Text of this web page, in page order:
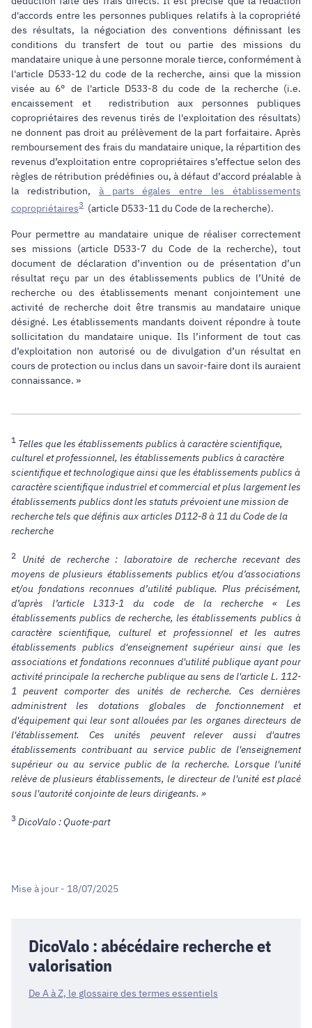
d'accords entre les personnes publiques relatifs à la copropriété
des résultats, la négociation des conventions définissant les
conditions du transfert de tout ou partie des missions du
mandataire unique à une personne morale tierce, conformément à
l'article D533-12 du code de la recherche, ainsi que la mission
visée au 6° de l'article D533-8 du code de la recherche (i.e.
encaissement et redistribution aux personnes publiques
copropriétaires des revenus tirés de l'exploitation des résultats)
ne donnent pas droit au prélèvement de la part forfaitaire. Après
remboursement des frais du mandataire unique, la répartition des
revenus d’exploitation entre copropriétaires s’effectue selon des
règles de rétribution prédéfinies ou, à défaut d’accord préalable à
la redistribution, à parts égales entre les établissements
copropriétaires3 (article D533-11 du Code de la recherche).
Pour permettre au mandataire unique de réaliser correctement
ses missions (article D533-7 du Code de la recherche), tout
document de déclaration d’invention ou de présentation d’un
résultat reçu par un des établissements publics de l’Unité de
recherche ou des établissements menant conjointement une
activité de recherche doit être transmis au mandataire unique
désigné. Les établissements mandants doivent répondre à toute
sollicitation du mandataire unique. Ils l’informent de tout cas
d’exploitation non autorisé ou de divulgation d’un résultat en
cours de protection ou inclus dans un savoir-faire dont ils auraient
connaissance. »
1 Telles que les établissements publics à caractère scientifique,
culturel et professionnel, les établissements publics à caractère
scientifique et technologique ainsi que les établissements publics à
caractère scientifique industriel et commercial et plus largement les
établissements publics dont les statuts prévoient une mission de
recherche tels que définis aux articles D112-8 à 11 du Code de la
recherche
2
Unité de recherche : laboratoire de recherche recevant des
moyens de plusieurs établissements publics et/ou d’associations
et/ou fondations reconnues d’utilité publique. Plus précisément,
d’après l’article L313-1 du code de la recherche « Les
établissements publics de recherche, les établissements publics à
caractère scientifique, culturel et professionnel et les autres
établissements publics d'enseignement supérieur ainsi que les
associations et fondations reconnues d'utilité publique ayant pour
activité principale la recherche publique au sens de l'article L. 112-
1 peuvent comporter des unités de recherche. Ces dernières
administrent les dotations globales de fonctionnement et
d'équipement qui leur sont allouées par les organes directeurs de
l'établissement. Ces unités peuvent relever aussi d'autres
établissements contribuant au service public de l'enseignement
supérieur ou au service public de la recherche. Lorsque l'unité
relève de plusieurs établissements, le directeur de l'unité est placé
sous l'autorité conjointe de leurs dirigeants. »
3 DicoValo : Quote-part
Mise à jour - 18/07/2025
DicoValo : abécédaire recherche et
valorisation
De A à Z, le glossaire des termes essentiels